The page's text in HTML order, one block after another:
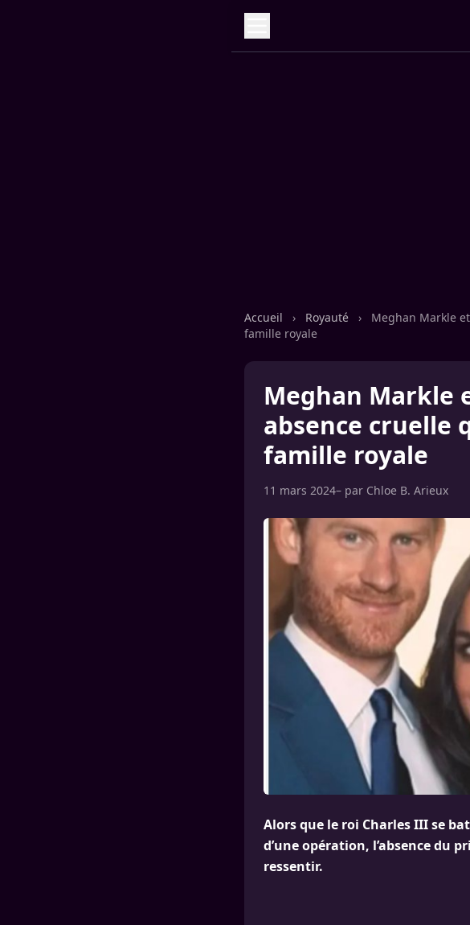
Accueil › Royauté ›
Meghan Markle
famille royale
Meghan Markle
absence cruelle
famille royale
11 mars 2024– par Chloe B. Arieux
Alors que le roi Charles III se
d’une opération, l’absence du
ressentir.